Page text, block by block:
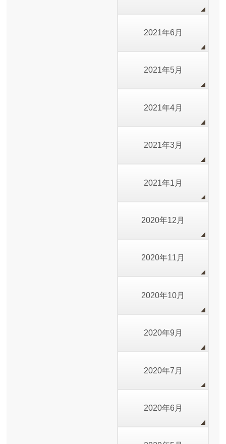
2021年6月
2021年5月
2021年4月
2021年3月
2021年1月
2020年12月
2020年11月
2020年10月
2020年9月
2020年7月
2020年6月